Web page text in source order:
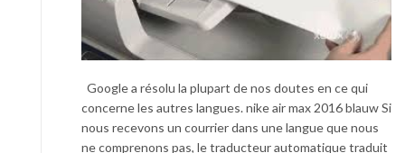
Google a résolu la plupart de nos doutes en ce qui
concerne les autres langues. nike air max 2016 blauw Si
nous recevons un courrier dans une langue que nous
ne comprenons pas, le traducteur automatique traduit